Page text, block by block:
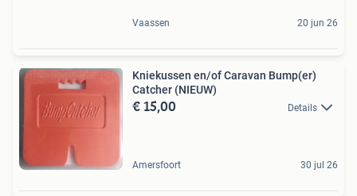
Vaassen 20 jun 26
Kniekussen en/of Caravan Bump(er)
Catcher (NIEUW)
€ 15,00 Details
Amersfoort 30 jul 26